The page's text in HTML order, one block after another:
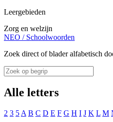
Leergebieden
Zorg en welzijn
NEO / Schoolwoorden
Zoek direct of blader alfabetisch
Alle letters
2 3 5 A B C D E F G H I J K L M